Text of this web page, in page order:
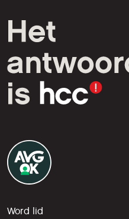
Word lid